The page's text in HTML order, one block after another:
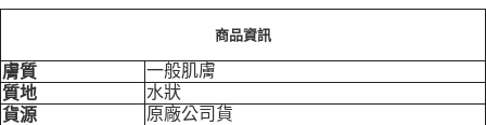
每筆NT$70，滿NT$499(含以上)免運費
宅配［需2-3個工作天不含預購商品］
每筆NT$100，滿NT$799(含以上)免運費
商品資訊
膚質
一般肌膚
質地
水狀
貨源
原廠公司貨